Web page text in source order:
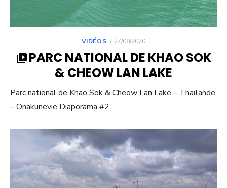
VIDÉOS
POSTED
27/08/2020
PARC NATIONAL DE KHAO SOK
& CHEOW LAN LAKE
Parc national de Khao Sok & Cheow Lan Lake – Thaïlande
– Onakunevie Diaporama #2